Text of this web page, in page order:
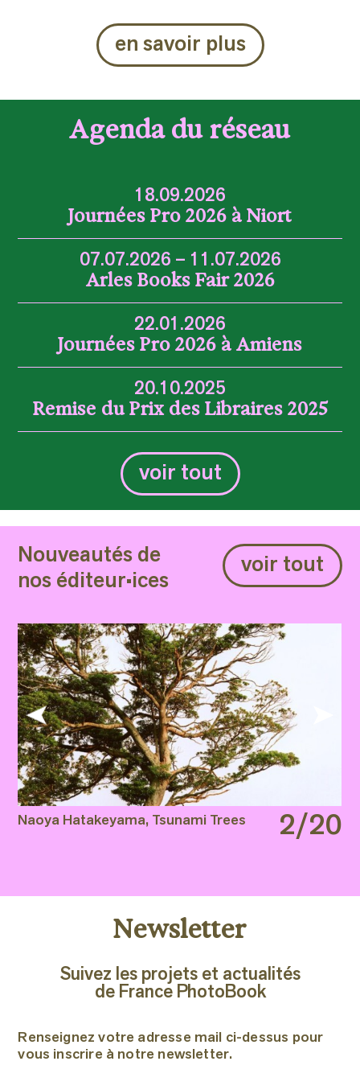
en savoir plus
Agenda du réseau
18.09.2026
Journées Pro 2026 à Niort
07.07.2026 – 11.07.2026
Arles Books Fair 2026
22.01.2026
Journées Pro 2026 à Amiens
20.10.2025
Remise du Prix des Libraires 2025
voir tout
Nouveautés de
nos éditeur•ices
voir tout
Naoya Hatakeyama, Tsunami Trees 2/20
Newsletter
Suivez les projets et actualités
de France PhotoBook
Renseignez votre adresse mail ci-dessus pour
vous inscrire à notre newsletter.